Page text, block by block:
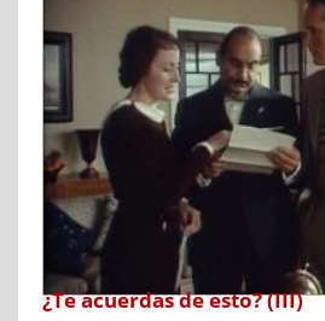
¿Te acuerdas de esto? (III)